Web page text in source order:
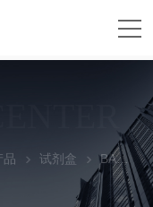
品 试剂盒 BA3325百奥益康肺脏组织通用解离试剂盒